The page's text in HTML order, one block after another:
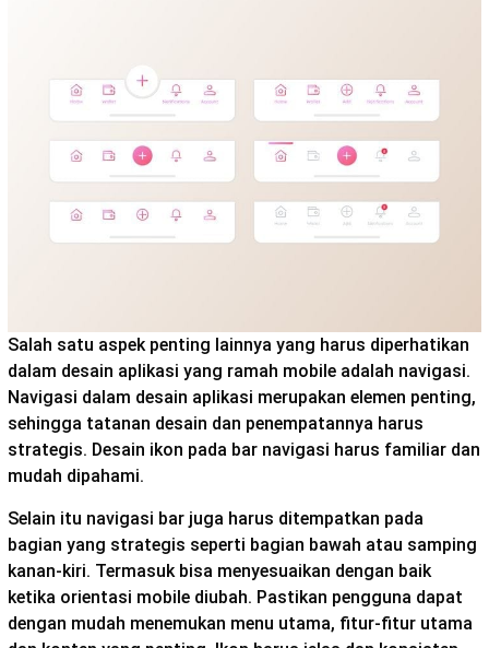
Salah satu aspek penting lainnya yang harus diperhatikan
dalam desain aplikasi yang ramah mobile adalah navigasi.
Navigasi dalam desain aplikasi merupakan elemen penting,
sehingga tatanan desain dan penempatannya harus
strategis. Desain ikon pada bar navigasi harus familiar dan
mudah dipahami.
Selain itu navigasi bar juga harus ditempatkan pada
bagian yang strategis seperti bagian bawah atau samping
kanan-kiri. Termasuk bisa menyesuaikan dengan baik
ketika orientasi mobile diubah. Pastikan pengguna dapat
dengan mudah menemukan menu utama, fitur-fitur utama